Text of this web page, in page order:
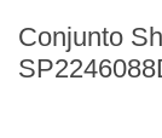
Conjunto